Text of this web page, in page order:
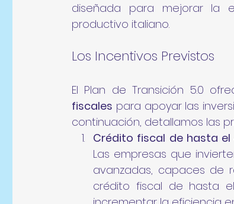
diseñada para mejorar la
productivo italiano.
Los Incentivos Previstos
El Plan de Transición 5.0
fiscales para apoyar las
continuación, detallamos las
Crédito fiscal de hasta el
Las empresas que
avanzadas, capaces de
crédito fiscal de hasta